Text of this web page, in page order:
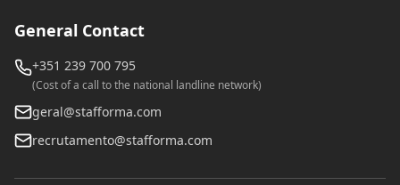
General Contact
+351 239 700 795
(Cost of a call to the national landline network)
geral@stafforma.com
recrutamento@stafforma.com